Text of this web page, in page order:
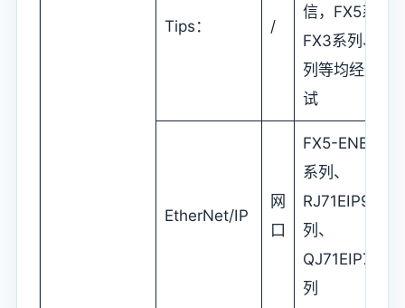
Tips： /
信，FX5系列
FX3系列、Q系
列等均经过测
试
EtherNet/IP
网
口
FX5-ENET/IP
系列、
RJ71EIP91系
列、
QJ71EIP71系
列